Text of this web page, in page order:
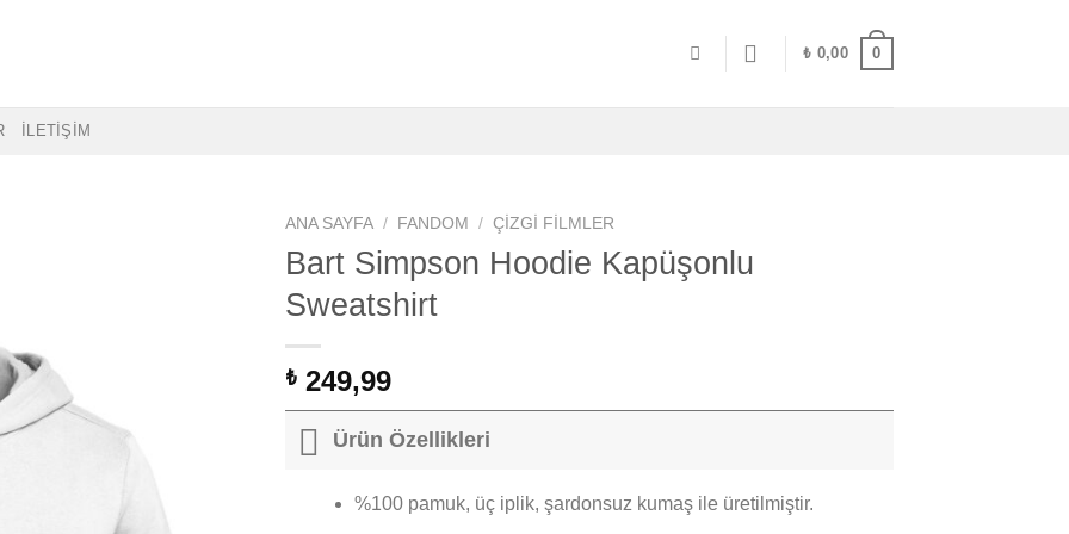
₺ 0,00 0
İLETİŞİM
ANA SAYFA / FANDOM / ÇIZGI FILMLER
Bart Simpson Hoodie Kapüşonlu
Sweatshirt
₺ 249,99
Ürün Özellikleri
%100 pamuk, üç iplik, şardonsuz kumaş ile üretilmiştir.